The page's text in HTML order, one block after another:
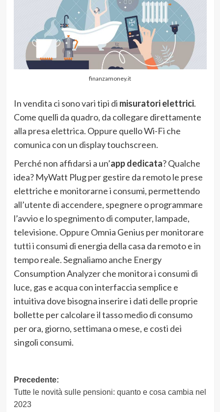
finanzamoney.it
In vendita ci sono vari tipi di misuratori elettrici.
Come quelli da quadro, da collegare direttamente
alla presa elettrica. Oppure quello Wi-Fi che
comunica con un display touchscreen.
Perché non affidarsi a un’app dedicata? Qualche
idea? MyWatt Plug per gestire da remoto le prese
elettriche e monitorarne i consumi, permettendo
all’utente di accendere, spegnere o programmare
l’avvio e lo spegnimento di computer, lampade,
televisione. Oppure Omnia Genius per monitorare
tutti i consumi di energia della casa da remoto e in
tempo reale. Segnaliamo anche Energy
Consumption Analyzer che monitora i consumi di
luce, gas e acqua con interfaccia semplice e
intuitiva dove bisogna inserire i dati delle proprie
bollette per calcolare il tasso medio di consumo
per ora, giorno, settimana o mese, e costi dei
singoli consumi.
Navigazione
articolo
Precedente:
Tutte le novità sulle pensioni: quanto e cosa cambia nel
2023